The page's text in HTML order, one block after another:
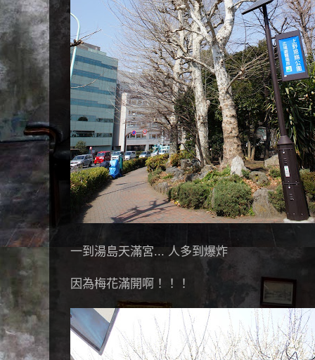
一到湯島天滿宮... 人多到爆炸
因為梅花滿開啊！！！